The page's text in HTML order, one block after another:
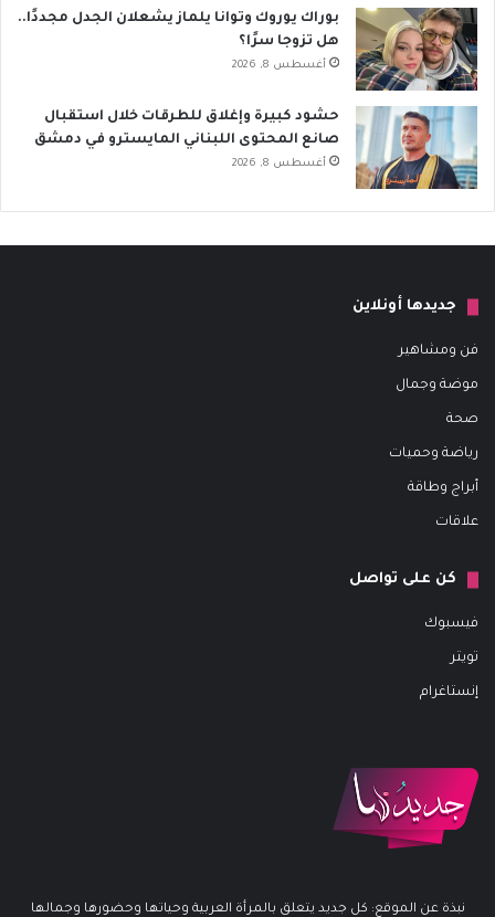
بوراك يوروك وتوانا يلماز يشعلان الجدل مجددًا..
هل تزوجا سرًا؟
أغسطس 8, 2026
حشود كبيرة وإغلاق للطرقات خلال استقبال
صانع المحتوى اللبناني المايسترو في دمشق
أغسطس 8, 2026
جديدها أونلاين
فن ومشاهير
موضة وجمال
صحة
رياضة وحميات
أبراج وطاقة
علاقات
كن على تواصل
فيسبوك
تويتر
إنستاغرام
نبذة عن الموقع: كل جديد يتعلق بالمرأة العربية وحياتها وحضورها وجمالها